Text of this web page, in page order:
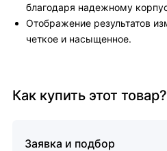
благодаря надежному
Отображение результатов
четкое и насыщенное.
Как купить этот товар?
Заявка и подбор